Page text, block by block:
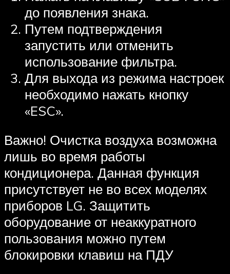
до появления знака.
Путем подтверждения
запустить или отменить
использование фильтра.
Для выхода из режима настроек
необходимо нажать кнопку
«ESC».
Важно! Очистка воздуха возможна
лишь во время работы
кондиционера. Данная функция
присутствует не во всех моделях
приборов LG. Защитить
оборудование от неаккуратного
пользования можно путем
блокировки клавиш на ПДУ